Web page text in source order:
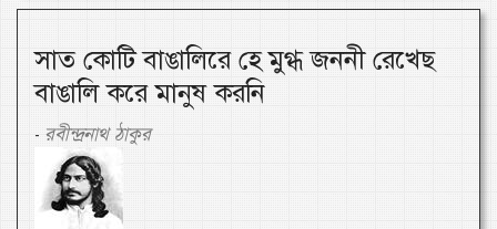
সাত কোটি বাঙালিরে হে মুগ্ধ জননী রেখেছ
বাঙালি করে মানুষ করনি
- রবীন্দ্রনাথ ঠাকুর